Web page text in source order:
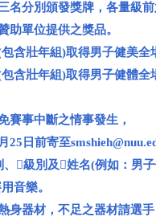
名分別頒發獎牌，各量級前
助單位提供之獎品。
含壯年組)取得男子健美全
含壯年組)取得男子健體全
賽事中斷之情事發生，
25日前寄至
級別及姓名(例如：男子
音樂。
身器材，不足之器材請選手